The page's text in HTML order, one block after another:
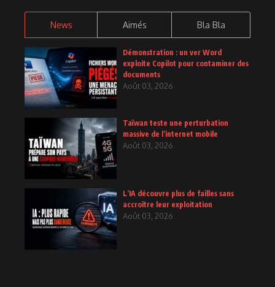
News Aimés Bla Bla
Démonstration : un ver Word
exploite Copilot pour contaminer des
documents
Août 03, 2026
Taïwan teste une perturbation
massive de l’internet mobile
Août 03, 2026
L’IA découvre plus de failles sans
accroître leur exploitation
Août 03, 2026